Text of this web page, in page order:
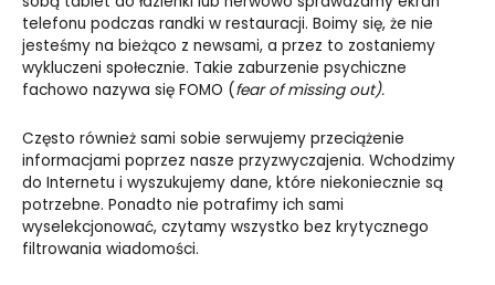
telefonu podczas randki w restauracji. Boimy się, że nie
jesteśmy na bieżąco z newsami, a przez to zostaniemy
wykluczeni społecznie. Takie zaburzenie psychiczne
fachowo nazywa się FOMO (fear of missing out).
Często również sami sobie serwujemy przeciążenie
informacjami poprzez nasze przyzwyczajenia. Wchodzimy
do Internetu i wyszukujemy dane, które niekoniecznie są
potrzebne. Ponadto nie potrafimy ich sami
wyselekcjonować, czytamy wszystko bez krytycznego
filtrowania wiadomości.